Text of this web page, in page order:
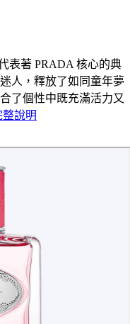
表著 PRADA 核心的典
人，釋放了如同童年夢
了個性中既充滿活力又
整說明